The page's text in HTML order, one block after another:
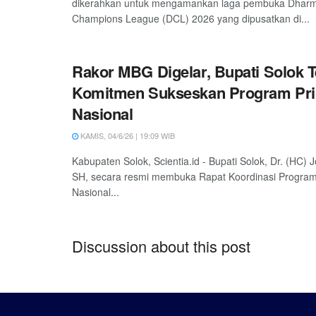
Champions League (DCL) 2026 yang dipusatkan di...
Rakor MBG Digelar, Bupati Solok
Komitmen Sukseskan Program
Nasional
KAMIS, 04/6/26 | 19:09 WIB
Kabupaten Solok, Scientia.id - Bupati Solok, Dr. (HC)
SH, secara resmi membuka Rapat Koordinasi
Nasional...
Discussion about this post